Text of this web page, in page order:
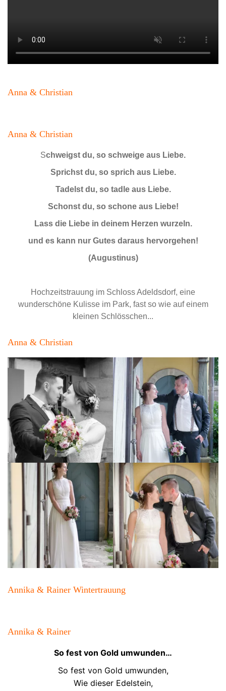
Anna & Christian
Anna & Christian
Schweigst du, so schweige aus Liebe.
Sprichst du, so sprich aus Liebe.
Tadelst du, so tadle aus Liebe.
Schonst du, so schone aus Liebe!
Lass die Liebe in deinem Herzen wurzeln.
und es kann nur Gutes daraus hervorgehen!
(Augustinus)
Hochzeitstrauung im Schloss Adeldsdorf, eine
wunderschöne Kulisse im Park, fast so wie auf einem
kleinen Schlösschen...
Anna & Christian
Annika & Rainer Wintertrauung
Annika & Rainer
So fest von Gold umwunden…
So fest von Gold umwunden,
Wie dieser Edelstein,